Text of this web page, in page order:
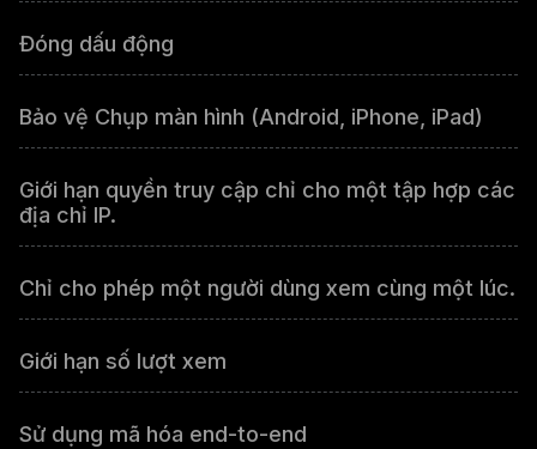
Đóng dấu động
Bảo vệ Chụp màn hình (Android, iPhone, iPad)
Giới hạn quyền truy cập chỉ cho một tập hợp các
địa chỉ IP.
Chỉ cho phép một người dùng xem cùng một lúc.
Giới hạn số lượt xem
Sử dụng mã hóa end-to-end